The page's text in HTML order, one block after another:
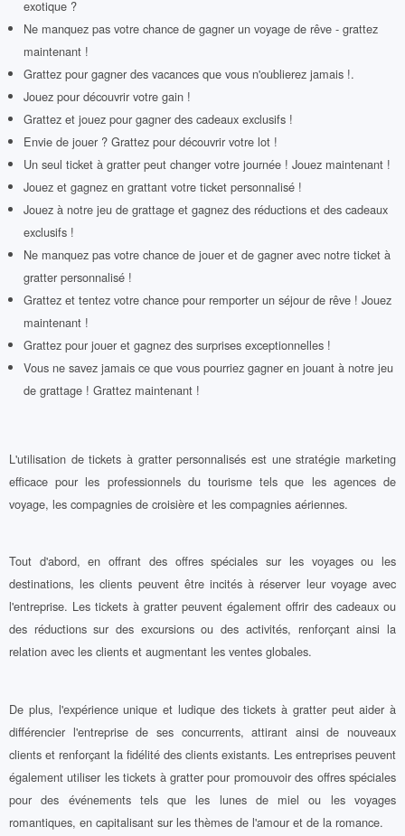
exotique ?
Ne manquez pas votre chance de gagner un voyage de rêve - grattez
maintenant !
Grattez pour gagner des vacances que vous n'oublierez jamais !.
Jouez pour découvrir votre gain !
Grattez et jouez pour gagner des cadeaux exclusifs !
Envie de jouer ? Grattez pour découvrir votre lot !
Un seul ticket à gratter peut changer votre journée ! Jouez maintenant !
Jouez et gagnez en grattant votre ticket personnalisé !
Jouez à notre jeu de grattage et gagnez des réductions et des cadeaux
exclusifs !
Ne manquez pas votre chance de jouer et de gagner avec notre ticket à
gratter personnalisé !
Grattez et tentez votre chance pour remporter un séjour de rêve ! Jouez
maintenant !
Grattez pour jouer et gagnez des surprises exceptionnelles !
Vous ne savez jamais ce que vous pourriez gagner en jouant à notre jeu
de grattage ! Grattez maintenant !
L'utilisation de tickets à gratter personnalisés est une stratégie marketing
efficace pour les professionnels du tourisme tels que les agences de
voyage, les compagnies de croisière et les compagnies aériennes.
Tout d'abord, en offrant des offres spéciales sur les voyages ou les
destinations, les clients peuvent être incités à réserver leur voyage avec
l'entreprise. Les tickets à gratter peuvent également offrir des cadeaux ou
des réductions sur des excursions ou des activités, renforçant ainsi la
relation avec les clients et augmentant les ventes globales.
De plus, l'expérience unique et ludique des tickets à gratter peut aider à
différencier l'entreprise de ses concurrents, attirant ainsi de nouveaux
clients et renforçant la fidélité des clients existants. Les entreprises peuvent
également utiliser les tickets à gratter pour promouvoir des offres spéciales
pour des événements tels que les lunes de miel ou les voyages
romantiques, en capitalisant sur les thèmes de l'amour et de la romance.